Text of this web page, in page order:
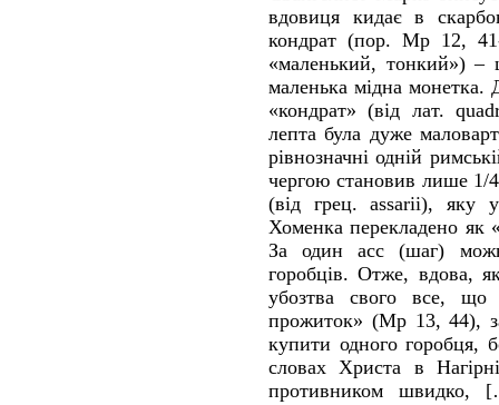
вдовиця кидає в
кондрат (пор. Мр 12,
«маленький, тонкий») –
маленька мідна монетка.
«кондрат» (від лат.
лепта була дуже
рівнозначні одній
чергою становив лише 1/
(від грец. assarii), яку
Хоменка перекладено
За один асс (шаг)
горобців. Отже, вдова,
убозтва свого все,
прожиток» (Мр 13, 44),
купити одного горобця,
словах Христа в
противником